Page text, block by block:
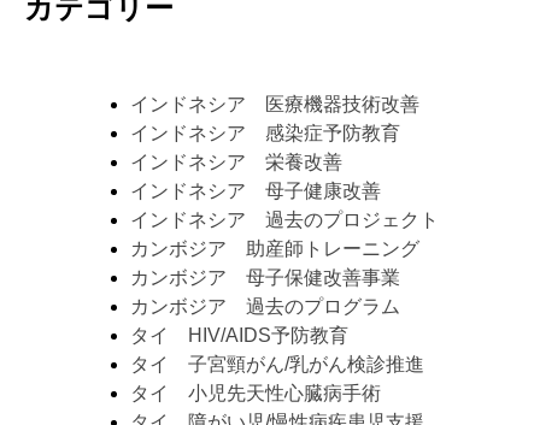
カテゴリー
インドネシア 医療機器技術改善
インドネシア 感染症予防教育
インドネシア 栄養改善
インドネシア 母子健康改善
インドネシア 過去のプロジェクト
カンボジア 助産師トレーニング
カンボジア 母子保健改善事業
カンボジア 過去のプログラム
タイ HIV/AIDS予防教育
タイ 子宮頸がん/乳がん検診推進
タイ 小児先天性心臓病手術